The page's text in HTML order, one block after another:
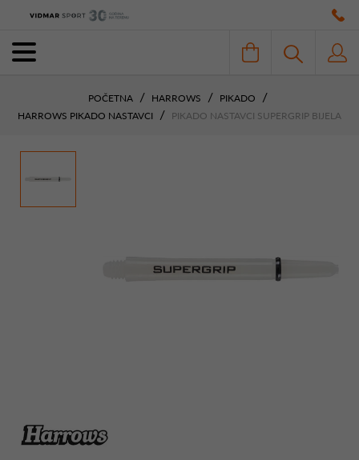
POČETNA HARROWS
PIKADO
HARROWS PIKADO NASTAVCI
PIKADO NASTAVCI SUPERGRIP BIJELA